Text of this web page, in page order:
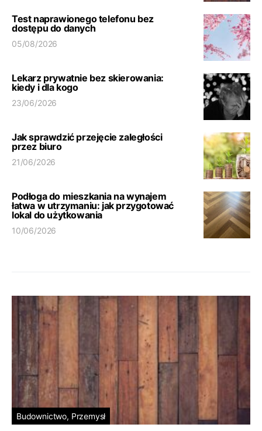
Test naprawionego telefonu bez
dostępu do danych
05/08/2026
Lekarz prywatnie bez skierowania:
kiedy i dla kogo
23/06/2026
Jak sprawdzić przejęcie zaległości
przez biuro
21/06/2026
Podłoga do mieszkania na wynajem
łatwa w utrzymaniu: jak przygotować
lokal do użytkowania
10/06/2026
Budownictwo, Przemysł